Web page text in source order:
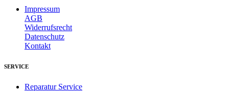
Impressum
AGB
Widerrufsrecht
Datenschutz
Kontakt
SERVICE
Reparatur Service